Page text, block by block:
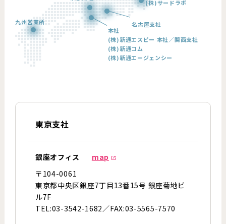
本社
(株)新通エスピー 本社／関西支社
(株)新通コム
(株)新通エージェンシー
(株)サードラボ
名古屋支社
九州営業所
東京支社
銀座オフィス
map
〒104-0061
東京都中央区銀座7丁目13番15号 銀座菊地ビ
ル7F
TEL:03-3542-1682／FAX:03-5565-7570